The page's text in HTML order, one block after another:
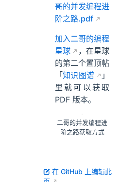
哥的并发编程进
阶之路.pdf
加入二哥的编程
星球
，在星球
的第二个置顶帖
「知识图谱
」
里就可以获取
PDF 版本。